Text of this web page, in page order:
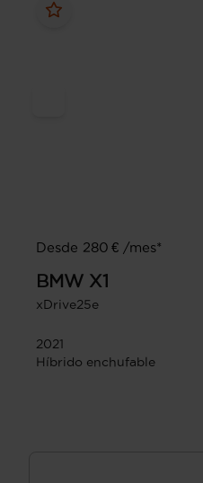
Desde 280 € /mes*
BMW X1
xDrive25e
2021
Híbrido enchufable